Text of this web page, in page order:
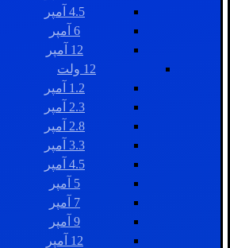
4.5 آمپر
6 آمپر
12 آمپر
12 ولت
1.2 آمپر
2.3 آمپر
2.8 آمپر
3.3 آمپر
4.5 آمپر
5 آمپر
7 آمپر
9 آمپر
12 آمپر